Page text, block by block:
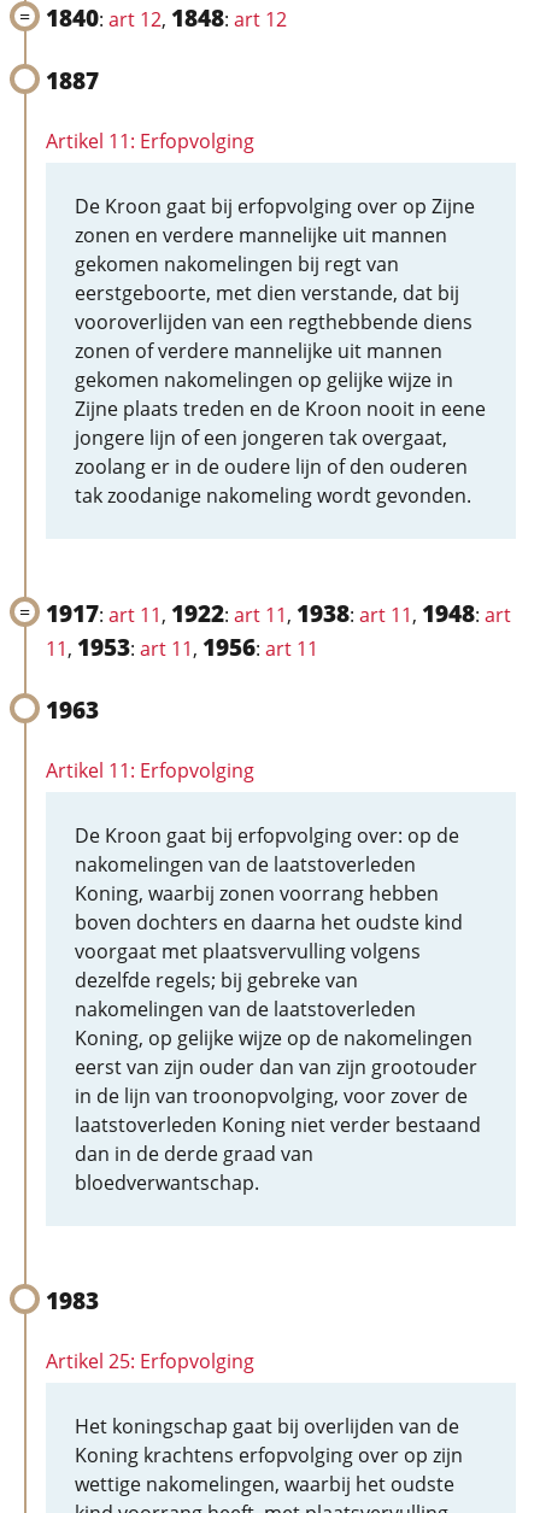
1840: art 12, 1848: art 12
1887
Artikel 11: Erfopvolging
De Kroon gaat bij erfopvolging over op Zijne
zonen en verdere mannelijke uit mannen
gekomen nakomelingen bij regt van
eerstgeboorte, met dien verstande, dat bij
vooroverlijden van een regthebbende diens
zonen of verdere mannelijke uit mannen
gekomen nakomelingen op gelijke wijze in
Zijne plaats treden en de Kroon nooit in eene
jongere lijn of een jongeren tak overgaat,
zoolang er in de oudere lijn of den ouderen
tak zoodanige nakomeling wordt gevonden.
1917: art 11, 1922: art 11, 1938: art 11, 1948: art
11, 1953: art 11, 1956: art 11
1963
Artikel 11: Erfopvolging
De Kroon gaat bij erfopvolging over: op de
nakomelingen van de laatstoverleden
Koning, waarbij zonen voorrang hebben
boven dochters en daarna het oudste kind
voorgaat met plaatsvervulling volgens
dezelfde regels; bij gebreke van
nakomelingen van de laatstoverleden
Koning, op gelijke wijze op de nakomelingen
eerst van zijn ouder dan van zijn grootouder
in de lijn van troonopvolging, voor zover de
laatstoverleden Koning niet verder bestaand
dan in de derde graad van
bloedverwantschap.
1983
Artikel 25: Erfopvolging
Het koningschap gaat bij overlijden van de
Koning krachtens erfopvolging over op zijn
wettige nakomelingen, waarbij het oudste